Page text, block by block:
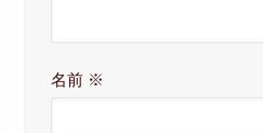
名前 ※